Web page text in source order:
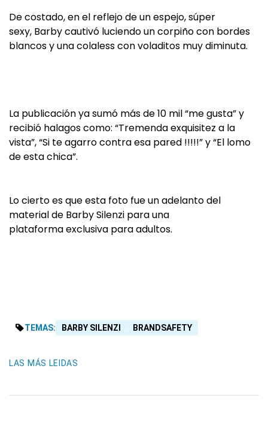
De costado, en el reflejo de un espejo, súper
sexy, Barby cautivó luciendo un corpiño con bordes
blancos y una colaless con voladitos muy diminuta.
La publicación ya sumó más de 10 mil “me gusta” y
recibió halagos como: “Tremenda exquisitez a la
vista”, “Si te agarro contra esa pared !!!!!” y “El lomo
de esta chica”.
Lo cierto es que esta foto fue un adelanto del
material de Barby Silenzi para una
plataforma exclusiva para adultos.
TEMAS: BARBY SILENZI BRANDSAFETY
LAS MÁS LEIDAS